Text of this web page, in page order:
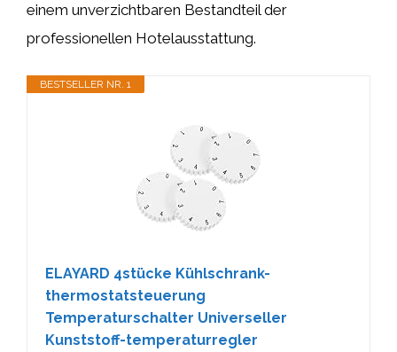
einem unverzichtbaren Bestandteil der
professionellen Hotelausstattung.
BESTSELLER NR. 1
ELAYARD 4stücke Kühlschrank-
thermostatsteuerung
Temperaturschalter Universeller
Kunststoff-temperaturregler